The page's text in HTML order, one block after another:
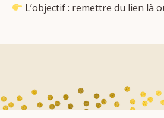
L’objectif : remettre du lien là